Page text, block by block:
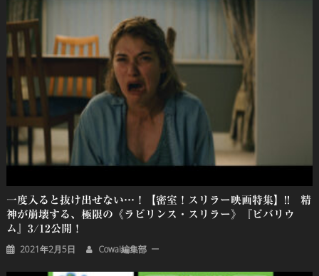
一度入ると抜け出せない…！【密室！スリラー映画特集】!! 精
神が崩壊する、極限の《ラビリンス・スリラー》『ビバリウ
ム』3/12公開！
2021年2月5日 Cowai編集部